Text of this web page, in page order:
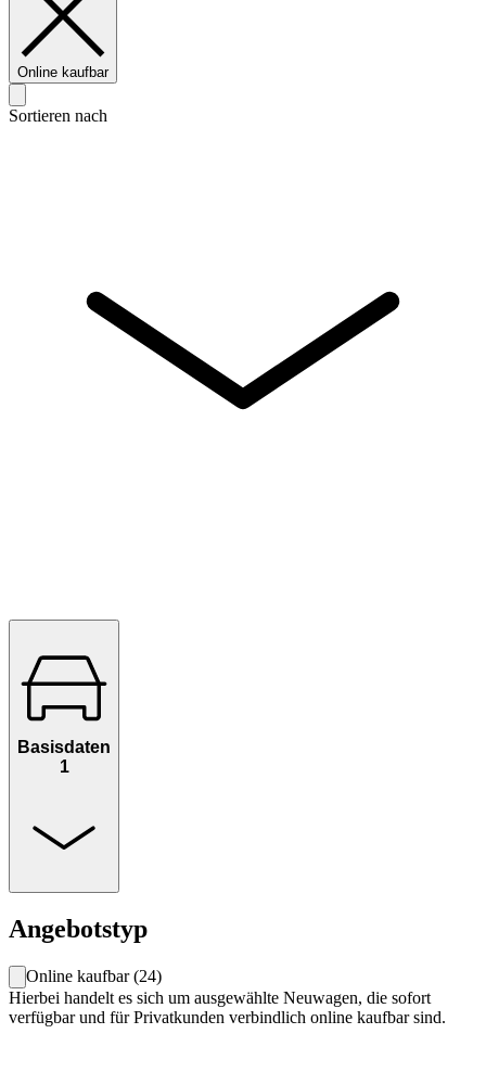
Online kaufbar
Sortieren nach
Basisdaten
1
Angebotstyp
Online kaufbar(24)
Hierbei handelt es sich um ausgewählte Neuwagen, die sofort
verfügbar und für Privatkunden verbindlich online kaufbar sind.